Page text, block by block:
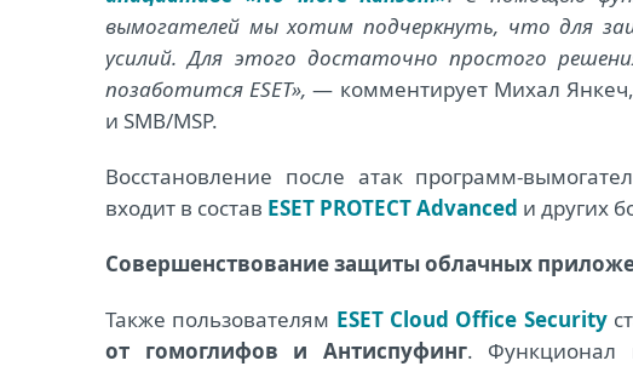
вымогателей мы хотим подчеркнуть, что для
усилий. Для этого достаточно простого
позаботится ESET», — комментирует Михал Янкеч,
и SMB/MSP.
Восстановление после атак программ-
входит в состав ESET PROTECT Advanced и других
Совершенствование защиты облачных
Также пользователям ESET Cloud Office Security
от гомоглифов и Антиспуфинг. Функционал